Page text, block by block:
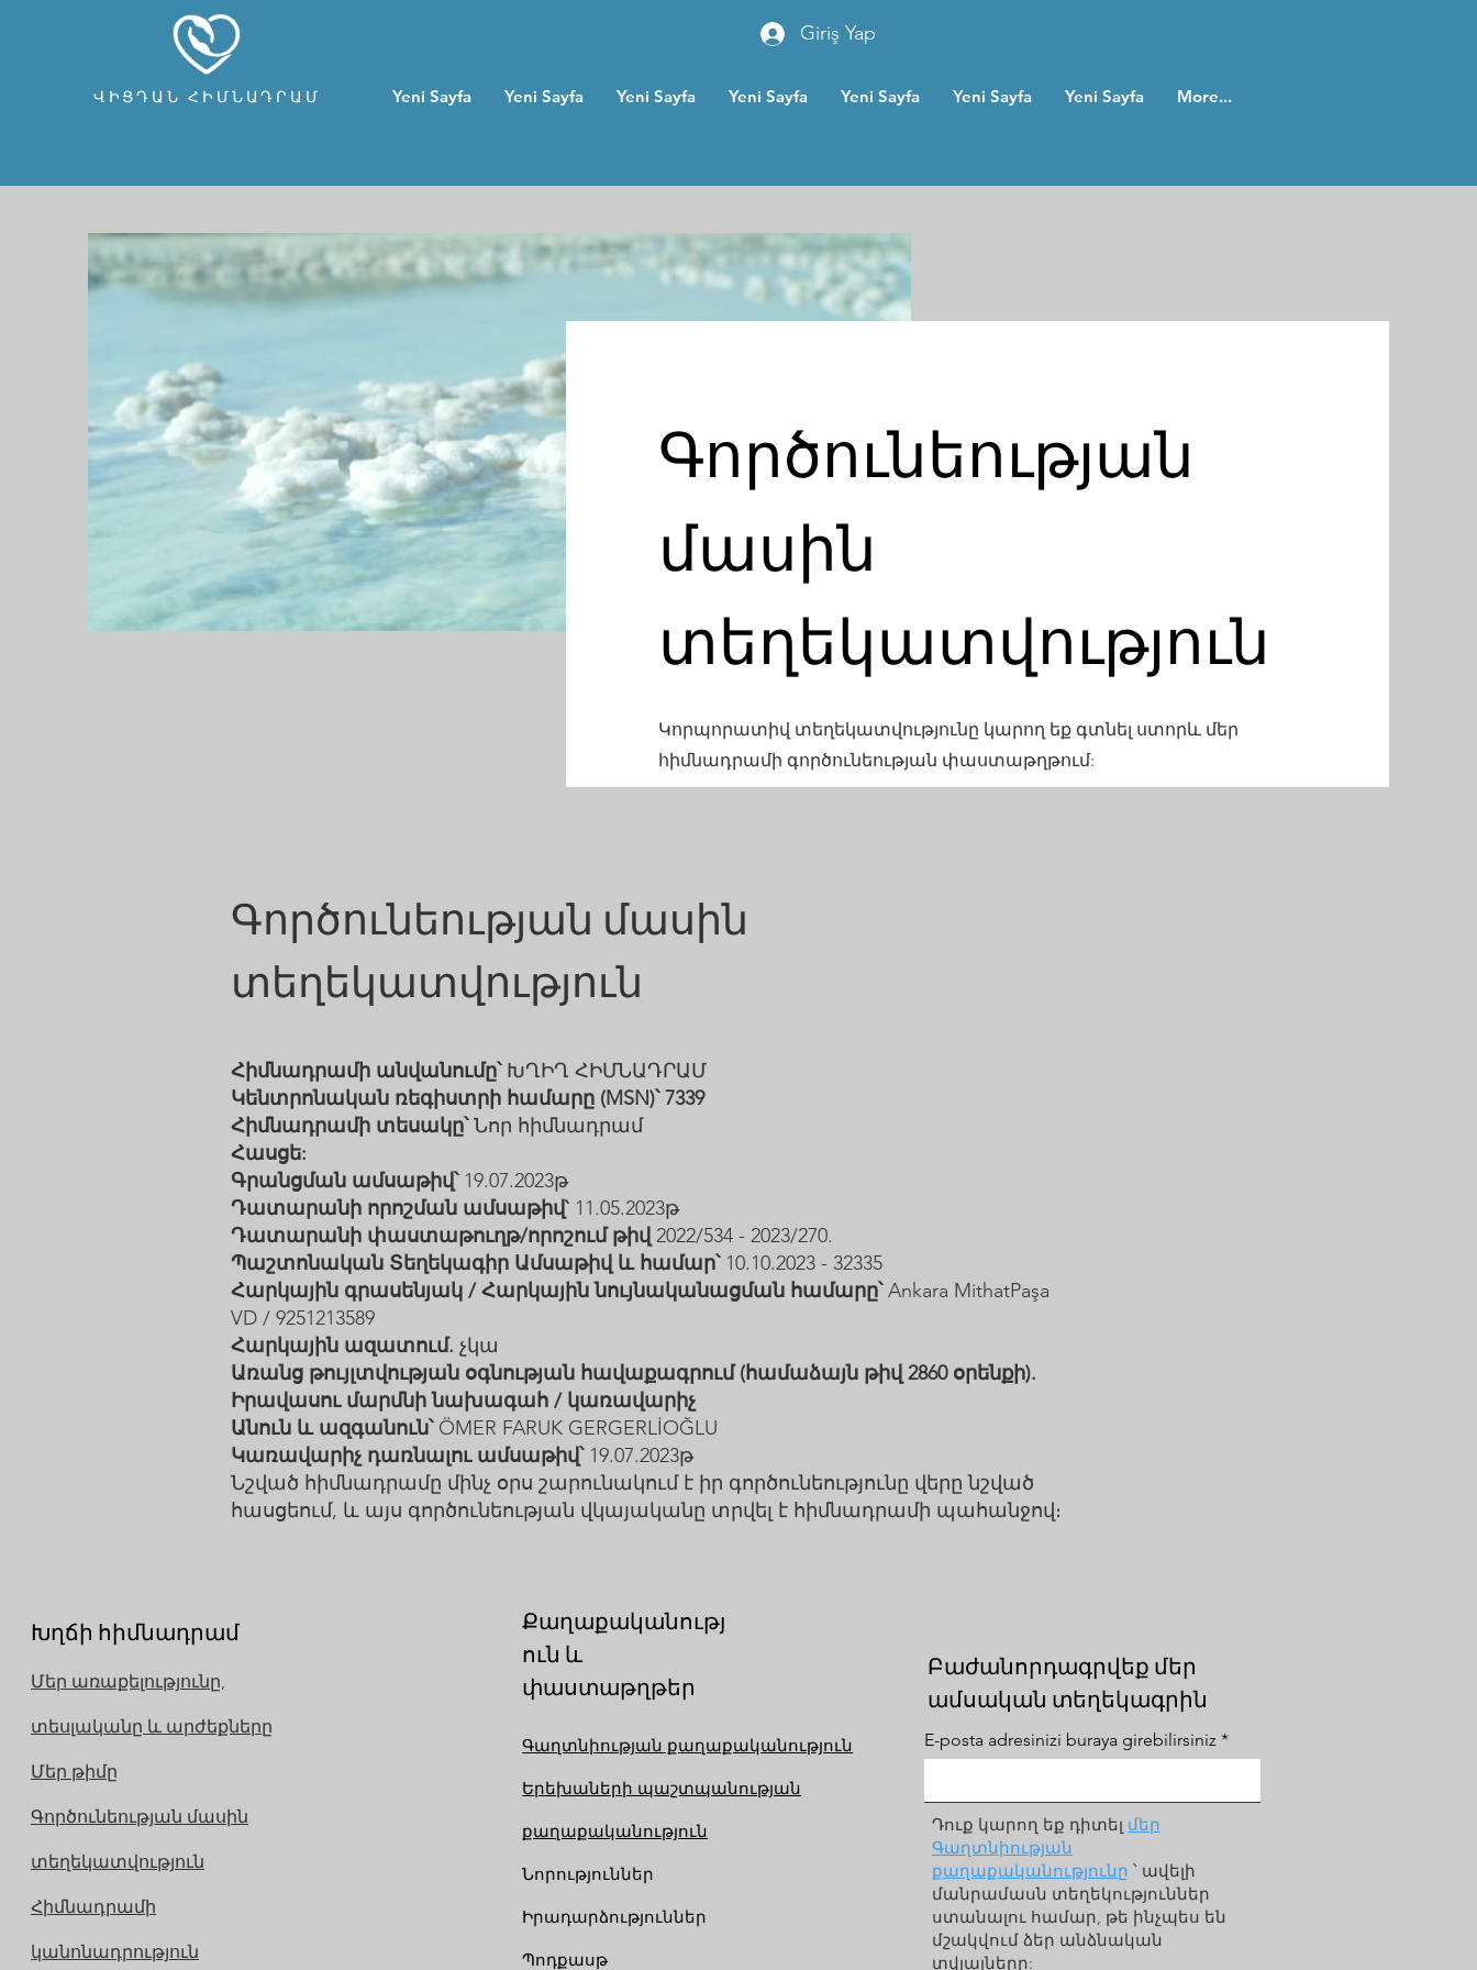
ՎԻՑԴԱՆ ՀԻՄՆԱԴՐԱՄ
Giriş Yap
Yeni Sayfa Yeni Sayfa Yeni Sayfa Yeni Sayfa Yeni Sayfa Yeni Sayfa Yeni Sayfa More...
Գործունեության
մասին
տեղեկատվություն
Կորպորատիվ տեղեկատվությունը կարող եք գտնել ստորև մեր
հիմնադրամի գործունեության փաստաթղթում:
Գործունեության մասին
տեղեկատվություն
Հիմնադրամի անվանումը՝ԽՂԻՂ ՀԻՄՆԱԴՐԱՄ
Կենտրոնական ռեգիստրի համարը (MSN)՝ 7339
Հիմնադրամի տեսակը՝Նոր հիմնադրամ
Հասցե:
Գրանցման ամսաթիվ՝19.07.2023թ
Դատարանի որոշման ամսաթիվ` 11.05.2023թ
Դատարանի փաստաթուղթ/որոշում թիվ 2022/534 - 2023/270.
Պաշտոնական Տեղեկագիր Ամսաթիվ և համար՝10.10.2023 - 32335
Հարկային գրասենյակ / Հարկային նույնականացման համարը՝Ankara MithatPaşa
VD / 9251213589
Հարկային ազատում. չկա
Առանց թույլտվության օգնության հավաքագրում (համաձայն թիվ 2860 օրենքի).
Իրավասու մարմնի նախագահ / կառավարիչ
Անուն և ազգանուն՝ÖMER FARUK GERGERLİOĞLU
Կառավարիչ դառնալու ամսաթիվ՝19.07.2023թ
Նշված հիմնադրամը մինչ օրս շարունակում է իր գործունեությունը վերը նշված
հասցեում, և այս գործունեության վկայականը տրվել է հիմնադրամի պահանջով։
Խղճի հիմնադրամ
Մեր առաքելությունը,
տեսլականը և արժեքները
Մեր թիմը
Գործունեության մասին
տեղեկատվություն
Հիմնադրամի
կանոնադրություն
Քաղաքականությ
ուն և
փաստաթղթեր
Գաղտնիության քաղաքականություն
Երեխաների պաշտպանության
քաղաքականություն
Նորություններ
Իրադարձություններ
Պոդքասթ
Բաժանորդագրվեք մեր
ամսական տեղեկագրին
E-posta adresinizi buraya girebilirsiniz
Դուք կարող եք դիտել մեր
Գաղտնիության
քաղաքականությունը ՝ ավելի
մանրամասն տեղեկություններ
ստանալու համար, թե ինչպես են
մշակվում ձեր անձնական
տվյալները: